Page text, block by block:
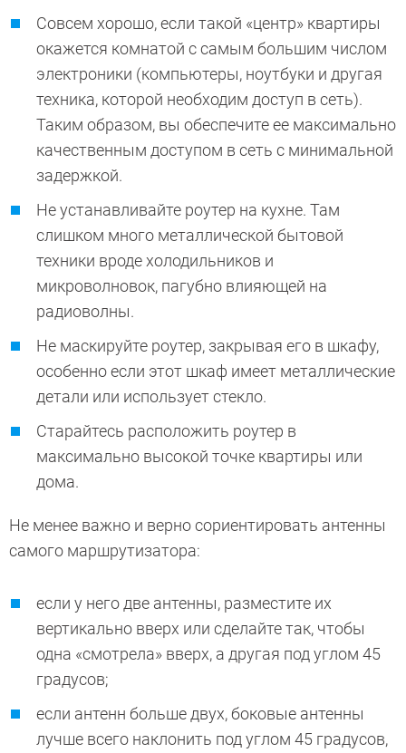
Совсем хорошо, если такой «центр» квартиры
окажется комнатой с самым большим числом
электроники (компьютеры, ноутбуки и другая
техника, которой необходим доступ в сеть).
Таким образом, вы обеспечите ее максимально
качественным доступом в сеть с минимальной
задержкой.
Не устанавливайте роутер на кухне. Там
слишком много металлической бытовой
техники вроде холодильников и
микроволновок, пагубно влияющей на
радиоволны.
Не маскируйте роутер, закрывая его в шкафу,
особенно если этот шкаф имеет металлические
детали или использует стекло.
Старайтесь расположить роутер в
максимально высокой точке квартиры или
дома.
Не менее важно и верно сориентировать антенны
самого маршрутизатора:
если у него две антенны, разместите их
вертикально вверх или сделайте так, чтобы
одна «смотрела» вверх, а другая под углом 45
градусов;
если антенн больше двух, боковые антенны
лучше всего наклонить под углом 45 градусов,